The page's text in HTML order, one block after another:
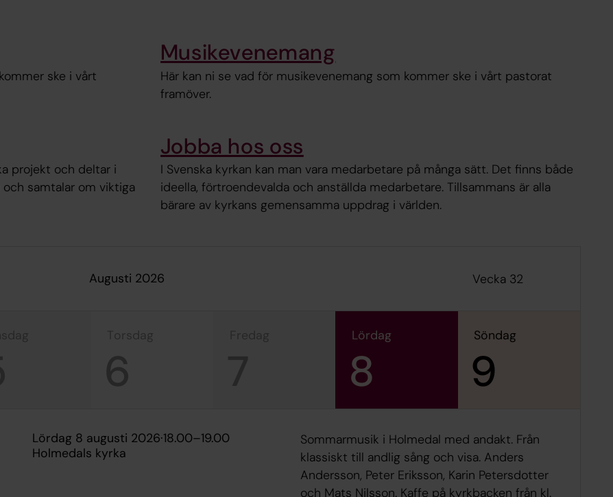
ske i vårt
Musikevenemang
Här kan ni se vad för musikevenemang som kommer ske i vårt pastorat
framöver.
projekt och deltar i
samtalar om viktiga
Jobba hos oss
I Svenska kyrkan kan man vara medarbetare på många sätt. Det finns både
ideella, förtroendevalda och anställda medarbetare. Tillsammans är alla
bärare av kyrkans gemensamma uppdrag i världen.
augusti 2026 Vecka 32
torsdag
6
lördag
8
söndag
9
lördag 8 augusti 2026·18.00–19.00
Holmedals kyrka
Sommarmusik i Holmedal med andakt. Från
klassiskt till andlig sång och visa. Anders
Andersson, Peter Eriksson, Karin Petersdotter
och Mats Nilsson. Kaffe på kyrkbacken från kl.